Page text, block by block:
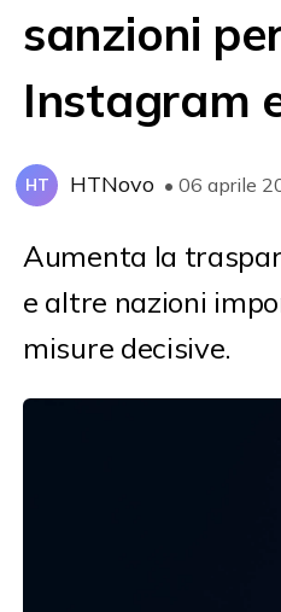
sanzioni
Instagram
HT HTNovo • 06 aprile
Aumenta la
e altre nazioni
misure decisive.